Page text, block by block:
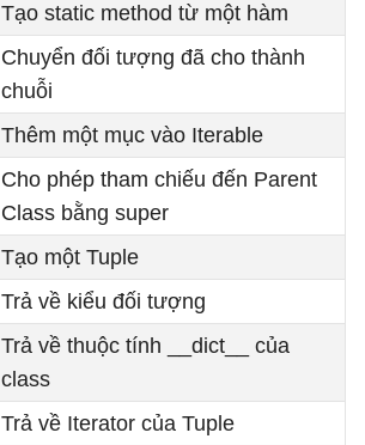
Tạo static method từ một hàm
Chuyển đối tượng đã cho thành
chuỗi
Thêm một mục vào Iterable
Cho phép tham chiếu đến Parent
Class bằng super
Tạo một Tuple
Trả về kiểu đối tượng
Trả về thuộc tính __dict__ của
class
Trả về Iterator của Tuple